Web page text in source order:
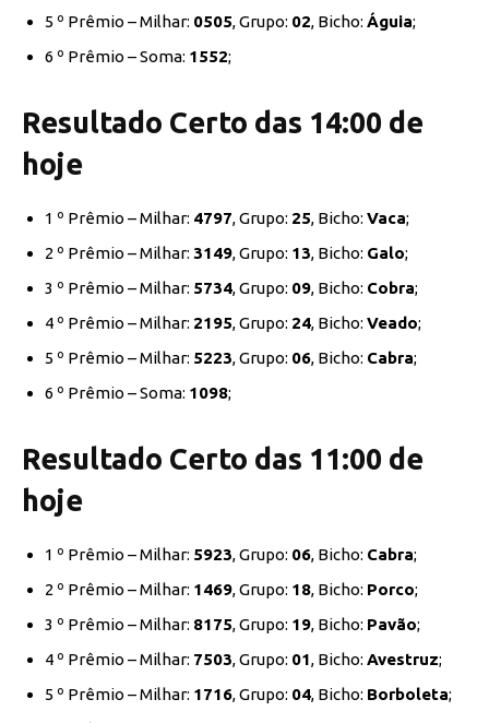
5 º Prêmio – Milhar: 0505, Grupo: 02, Bicho: Águia;
6 º Prêmio – Soma: 1552;
Resultado Certo das 14:00 de
hoje
1 º Prêmio – Milhar: 4797, Grupo: 25, Bicho: Vaca;
2 º Prêmio – Milhar: 3149, Grupo: 13, Bicho: Galo;
3 º Prêmio – Milhar: 5734, Grupo: 09, Bicho: Cobra;
4 º Prêmio – Milhar: 2195, Grupo: 24, Bicho: Veado;
5 º Prêmio – Milhar: 5223, Grupo: 06, Bicho: Cabra;
6 º Prêmio – Soma: 1098;
Resultado Certo das 11:00 de
hoje
1 º Prêmio – Milhar: 5923, Grupo: 06, Bicho: Cabra;
2 º Prêmio – Milhar: 1469, Grupo: 18, Bicho: Porco;
3 º Prêmio – Milhar: 8175, Grupo: 19, Bicho: Pavão;
4 º Prêmio – Milhar: 7503, Grupo: 01, Bicho: Avestruz;
5 º Prêmio – Milhar: 1716, Grupo: 04, Bicho: Borboleta;